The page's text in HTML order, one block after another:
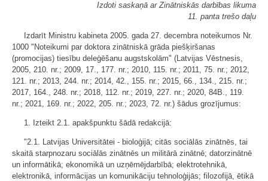
Izdoti saskaņā ar Zinātniskās darbības likuma
11. panta trešo daļu
Izdarīt Ministru kabineta 2005. gada 27. decembra noteikumos Nr.
1000 "Noteikumi par doktora zinātniskā grāda piešķiršanas
(promocijas) tiesību deleģēšanu augstskolām" (Latvijas Vēstnesis,
2005, 210. nr.; 2009, 17., 177. nr.; 2010, 115. nr.; 2011, 75. nr.; 2012,
121. nr.; 2013, 244. nr.; 2014, 42., 155. nr.; 2015, 66., 134., 215. nr.;
2017, 164., 248. nr.; 2018, 112. nr.; 2019, 227. nr.; 2020, 84B., 119.
nr.; 2021, 169. nr.; 2022, 205. nr.; 2023, 72. nr.) šādus grozījumus:
1. Izteikt 2.1. apakšpunktu šādā redakcijā:
"2.1. Latvijas Universitātei - bioloģijā; citās sociālās zinātnēs, tai
skaitā starpnozaru sociālās zinātnēs un militārā zinātnē; datorzinātnē
un informātikā; ekonomikā un uzņēmējdarbībā; elektrotehnikā,
elektronikā, informācijas un komunikāciju tehnoloģijās; filozofijā, ētikā